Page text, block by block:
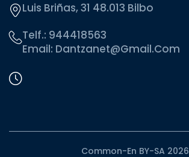
Luis Briñas, 31 48.013 Bilbo
Telf.: 944418563
Email: Dantzanet@gmail.com
Common-En BY-SA 2026